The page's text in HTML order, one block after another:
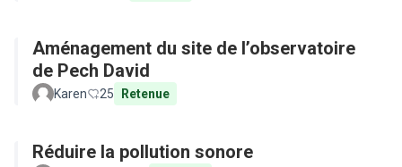
Aménagement du site de l’observatoire
de Pech David
Karen 25 Retenue
Réduire la pollution sonore